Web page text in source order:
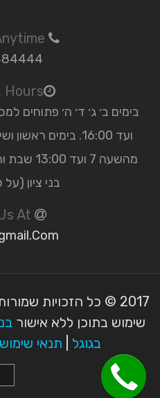
Hours
ועד 16:00. בימים
מהשעה 7
בני ציון (על
2017 © כל הזכויות
שימוש בתוכן ללא אישור
בגוגל
תנאי